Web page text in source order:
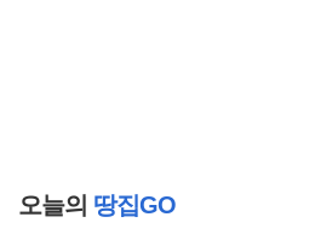
오늘의 땅집GO